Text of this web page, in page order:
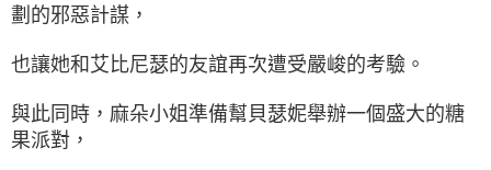
劃的邪惡計謀，
也讓她和艾比尼瑟的友誼再次遭受嚴峻的考驗。
與此同時，麻朵小姐準備幫貝瑟妮舉辦一個盛大的糖
果派對，